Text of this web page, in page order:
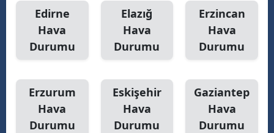
Edirne
Hava
Durumu
Elazığ
Hava
Durumu
Erzincan
Hava
Durumu
Erzurum
Hava
Durumu
Eskişehir
Hava
Durumu
Gaziantep
Hava
Durumu